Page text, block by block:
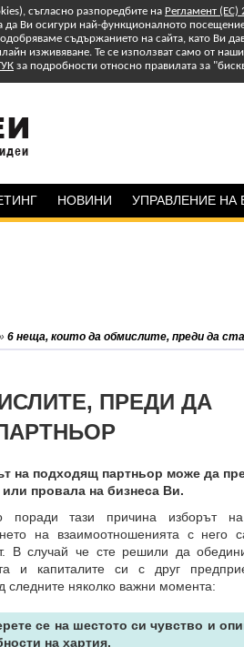
съгласно разпоредбите на Регламент
да Ви осигури най-функционалното
съдържанието на сайта, като Ви
изживяване. Те се използват само от
за подробности относно правилата за
НОВИНИ УПРАВЛЕНИЕ НА
6 неща, които да обмислите, преди да
ПРЕДИ ДА
на подходящ партньор може да
или провала на бизнеса Ви.
поради тази причина изборът
на взаимоотношенията с него
В случай че сте решили да
и капиталите си с друг
следните няколко важни момента:
се на шестото си чувство и
на хартия.